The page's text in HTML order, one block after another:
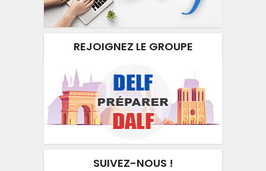
REJOIGNEZ LE GROUPE
SUIVEZ-NOUS !